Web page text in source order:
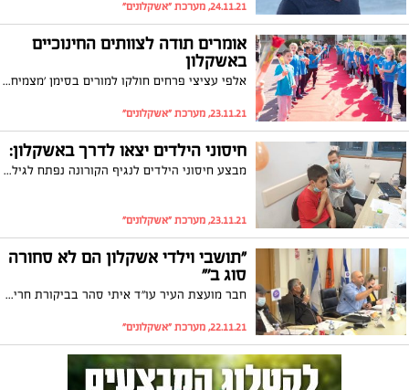
24.11.21, מערכת "אשקלונים"
אומרים תודה לצוותים החינוכיים
באשקלון
אלפי עציצי פרחים חולקו למורים בסימן 'מצמיחים יחד את דור העתיד' והעיר התקשטה בשלטי חוצות בכיכובם של מורים ומורות. ראש העיר תומר גלאם: ״מביעים את הערכתנו העמוקה ומברכים אתכם מכל הלב בהצלחה גדולה והגשמה אינסופית״
23.11.21, מערכת "אשקלונים"
חיסוני הילדים יצאו לדרך באשקלון:
מבצע חיסוני הילדים לנגיף הקורונה נפתח לגילאי 5-11 באשקלון. עומר קופר בן 10 מאשקלון היה מראשוני המתחסנים של מכבי שירותי בריאות בעיר: ״התחסנתי כי אני רוצה לשמור על עצמי ולא להיכנס לבידוד״
23.11.21, מערכת "אשקלונים"
"תושבי וילדי אשקלון הם לא סחורה
סוג ב'"
חבר מועצת העיר עו"ד איתי סהר בביקורת חריפה על מהלך של שרת האנרגיה, קארין אלהרר לקדם את הרחבתה של תחנת הכוח דוראד באשקלון: "יש קווים שאסור לחצות ולא יהיה משא ומתן על חיי תושבי אשקלון".
22.11.21, מערכת "אשקלונים"